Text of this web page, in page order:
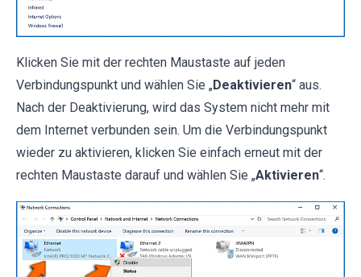
Klicken Sie mit der rechten Maustaste auf jeden
Verbindungspunkt und wählen Sie „Deaktivieren“ aus.
Nach der Deaktivierung, wird das System nicht mehr mit
dem Internet verbunden sein. Um die Verbindungspunkt
wieder zu aktivieren, klicken Sie einfach erneut mit der
rechten Maustaste darauf und wählen Sie „Aktivieren“.